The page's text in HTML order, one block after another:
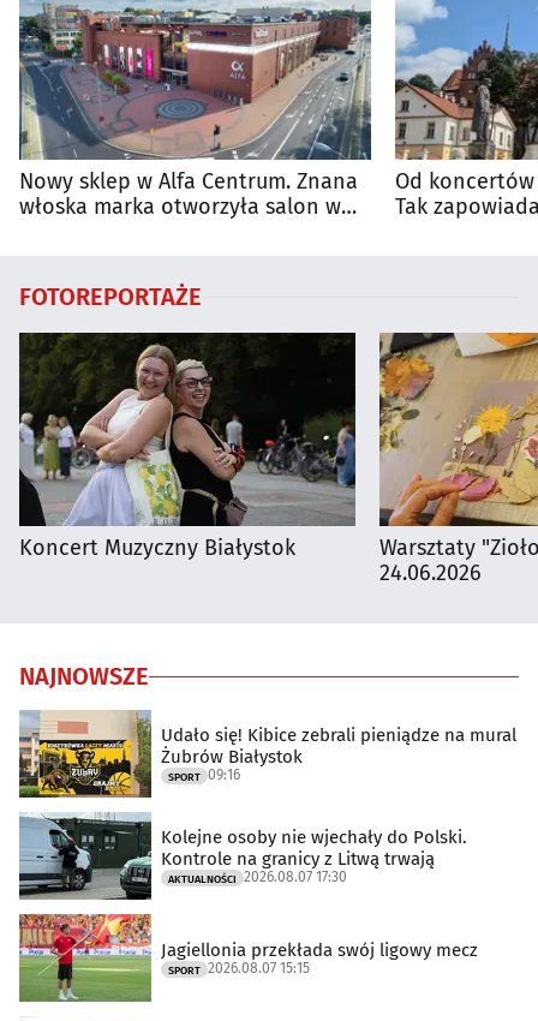
Nowy sklep w Alfa Centrum. Znana
włoska marka otworzyła salon w
Od
Tak
FOTOREPORTAŻE
Koncert Muzyczny Białystok
Warsztaty
24.06.2026
NAJNOWSZE
Udało się! Kibice zebrali pieniądze na mural
Żubrów Białystok
SPORT 09:16
Kolejne osoby nie wjechały do Polski.
Kontrole na granicy z Litwą trwają
AKTUALNOŚCI 2026.08.07 17:30
Jagiellonia przekłada swój ligowy mecz
SPORT 2026.08.07 15:15